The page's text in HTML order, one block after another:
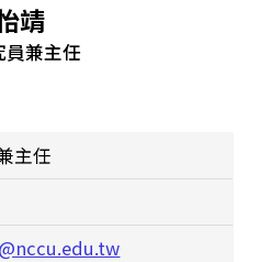
靖
員兼主任
主任